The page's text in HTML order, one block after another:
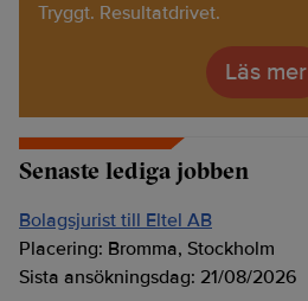
Tryggt. Resultatdrivet.
Läs mer
Senaste lediga jobben
Bolagsjurist till Eltel AB
Placering: Bromma, Stockholm
Sista ansökningsdag: 21/08/2026